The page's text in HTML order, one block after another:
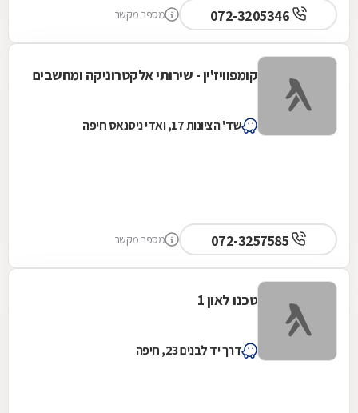
מספר מקשר
קומפוויז'ין - שירותי אלקטרוניקה ומחשבים
שד' הציונות 17, ואדי ניסנאס חיפה
מספר מקשר
טכנו לאון 1
דרך יד לבנים 23, חיפה